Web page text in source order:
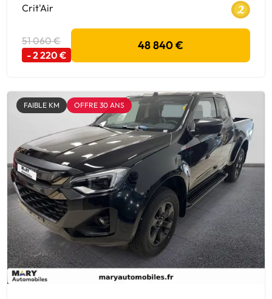
Crit'Air
51 060 €
- 2 220 €
48 840 €
FAIBLE KM OFFRE 30 ANS